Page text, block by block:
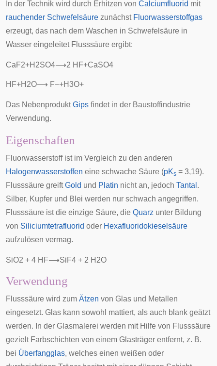
In der Technik wird durch Erhitzen von Calciumfluorid mit
rauchender Schwefelsäure zunächst Fluorwasserstoffgas
erzeugt, das nach dem Waschen in Schwefelsäure in
Wasser eingeleitet Flusssäure ergibt:
CaF2+H 2SO4⟶2 H F+CaSO4
H F+H 2O⟶ F−+H3O+
Das NebenproduktGips findet in der Baustoffindustrie
Verwendung.
Eigenschaften
Fluorwasserstoff ist im Vergleich zu den anderen
Halogenwasserstoffen eine schwache Säure (pKs = 3,19).
Flusssäure greiftGold und Platin nicht an, jedoch Tantal .
Silber, Kupfer und Blei werden nur schwach angegriffen.
Flusssäure ist die einzige Säure, die Quarz unter Bildung
von Siliciumtetrafluorid oder Hexafluoridokieselsäure
aufzulösen vermag.
SiO2 + 4 H F⟶SiF4 + 2 H 2O
Verwendung
Flusssäure wird zum Ätzen von Glas und Metallen
eingesetzt. Glas kann sowohl mattiert, als auch blank geätzt
werden. In der Glasmalerei werden mit Hilfe von Flusssäure
gezielt Farbschichten von einem Glasträger entfernt, z. B.
bei Überfangglas, welches einen weißen oder